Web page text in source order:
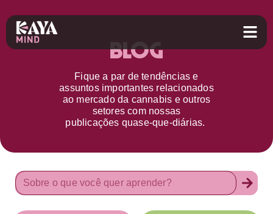
Blog
Fique a par detendências e
assuntos importantes relacionados
ao mercado da cannabis e outros
setorescom nossas
publicações quase-que-diárias.